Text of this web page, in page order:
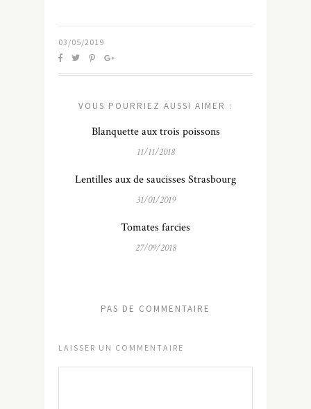
03/05/2019
VOUS POURRIEZ AUSSI AIMER :
Blanquette aux trois poissons
11/11/2018
Lentilles aux de saucisses Strasbourg
31/01/2019
Tomates farcies
27/09/2018
PAS DE COMMENTAIRE
LAISSER UN COMMENTAIRE